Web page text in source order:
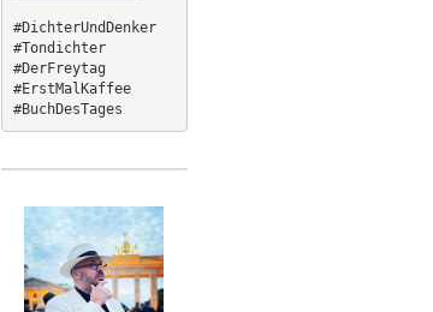
#DichterUndDenker
#Tondichter
#DerFreytag
#ErstMalKaffee
#BuchDesTages